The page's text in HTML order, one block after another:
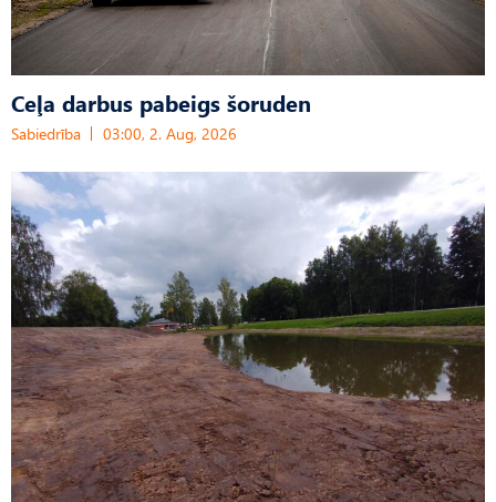
Ceļa darbus pabeigs šoruden
Sabiedrība 03:00, 2. Aug, 2026